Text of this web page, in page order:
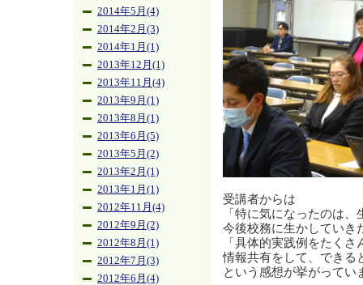
2014年5月(4)
2014年2月(3)
2014年1月(1)
2013年12月(1)
2013年11月(4)
2013年9月(1)
2013年8月(1)
2013年6月(5)
2013年5月(2)
2013年2月(1)
2013年1月(1)
2012年11月(4)
2012年9月(2)
2012年8月(1)
2012年7月(3)
2012年6月(4)
受講者からは
「特に気になったのは
今後校務に生かしていき
「具体的実践例をたく
情報共有をして、できる
という感想が挙がってい